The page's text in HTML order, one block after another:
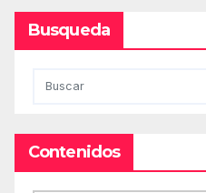
Busqueda
Contenidos